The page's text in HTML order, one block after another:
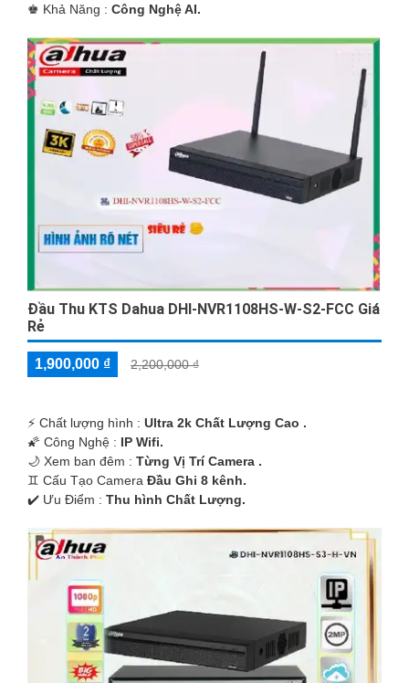
️♚ Khả Năng : Công Nghệ AI.
Đầu Thu KTS Dahua DHI-NVR1108HS-W-S2-FCC Giá
Rẻ
1,900,000 ₫ 2,200,000 ₫
️⚡ Chất lượng hình : Ultra 2k Chất Lượng Cao .
🌠 Công Nghệ : IP Wifi.
🌙 Xem ban đêm : Từng Vị Trí Camera .
♊ Cấu Tạo Camera Đầu Ghi 8 kênh.
️✔️ Ưu Điểm : Thu hình Chất Lượng.